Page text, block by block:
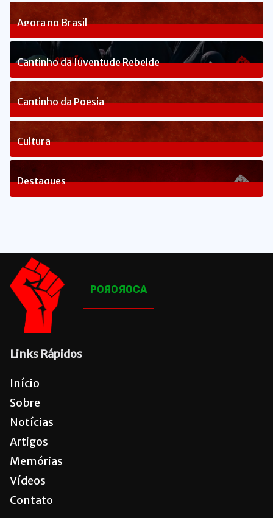
Agora no Brasil
236Posts
Cantinho da Juventude Rebelde
3Posts
Cantinho da Poesia
1Posts
Cultura
82Posts
Destaques
POЯOЯOCA
Links Rápidos
Início
Sobre
Notícias
Artigos
Memórias
Vídeos
Contato